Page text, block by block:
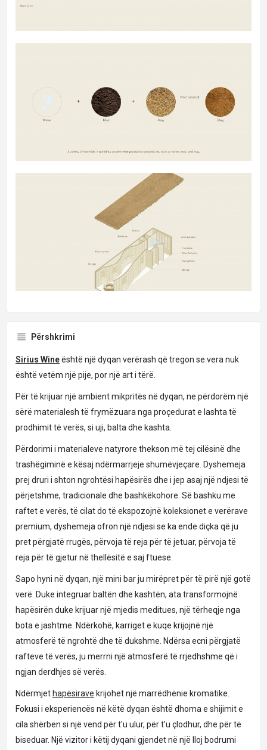
Përshkrimi
Sirius Wineështë një dyqan verërash që tregon se vera nuk
është vetëm një pije, por një art i tërë.
Për të krijuar një ambient mikpritës në dyqan, ne përdorëm një
sërë materialesh të frymëzuara nga proçedurat e lashta të
prodhimit të verës, si uji, balta dhe kashta.
Përdorimi i materialeve natyrore thekson më tej cilësinë dhe
trashëgiminë e kësaj ndërmarrjeje shumëvjeçare. Dyshemeja
prej druri i shton ngrohtësi hapësirës dhe i jep asaj një ndjesi të
përjetshme, tradicionale dhe bashkëkohore. Së bashku me
raftet e verës, të cilat do të ekspozojnë koleksionet e verërave
premium, dyshemeja ofron një ndjesi se ka ende diçka që ju
pret përgjatë rrugës, përvoja të reja për të jetuar, përvoja të
reja për të gjetur në thellësitë e saj ftuese.
Sapo hyni në dyqan, një mini bar ju mirëpret për të pirë një gotë
verë. Duke integruar baltën dhe kashtën, ata transformojnë
hapësirën duke krijuar një mjedis meditues, një tërheqje nga
bota e jashtme. Ndërkohë, karriget e kuqe krijojnë një
atmosferë të ngrohtë dhe të dukshme. Ndërsa ecni përgjatë
rafteve të verës, ju merrni një atmosferë të rrjedhshme që i
ngjan derdhjes së verës.
Ndërmjet hapësirave krijohet një marrëdhënie kromatike.
Fokusi i eksperiencës në këtë dyqan është dhoma e shijimit e
cila shërben si një vend për t'u ulur, për t'u çlodhur, dhe për të
biseduar. Një vizitor i këtij dyqani gjendet në një lloj bodrumi